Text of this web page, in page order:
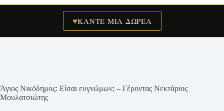
♥ΚΑΝΤΕ ΜΙΑ ΔΩΡΕΑ
Άγιος Νικόδημος: Είσαι ευγνώμων; – Γέροντας Νεκτάριος
Μουλατσιώτης